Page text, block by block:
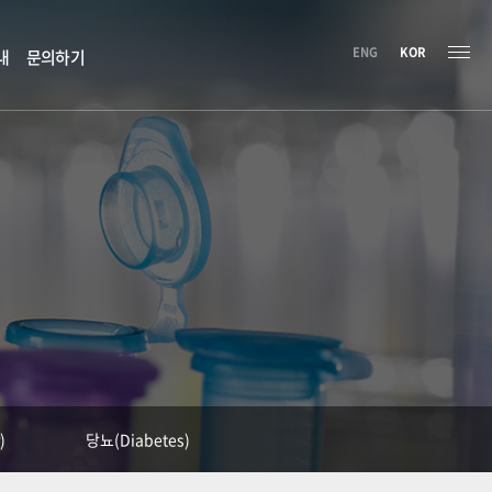
문의하기 ENG KOR
당뇨(Diabetes)